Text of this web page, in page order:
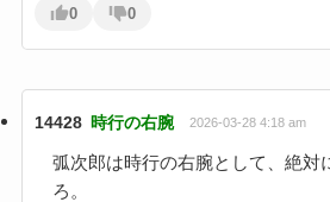
0 0
14428 時行の右腕 2026-03-28 4:18 am
弧次郎は時行の右腕として、絶対
ろ。